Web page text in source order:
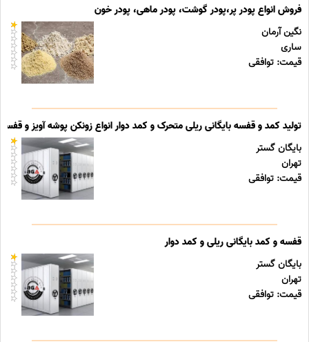
فروش انواع پودر پر،پودر گوشت، پودر ماهی، پودر خون
نگین آرمان
ساری
قیمت: توافقی
تولید کمد و قفسه بایگانی ریلی متحرک و کمد دوار انواع زونکن پوشه آویز و قفسه
بایگان گستر
تهران
قیمت: توافقی
قفسه و کمد بایگانی ریلی و کمد دوار
بایگان گستر
تهران
قیمت: توافقی